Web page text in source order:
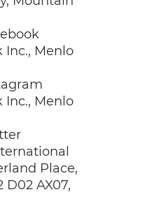
Inc., Menlo
Inc., Menlo
Place,
AX07,